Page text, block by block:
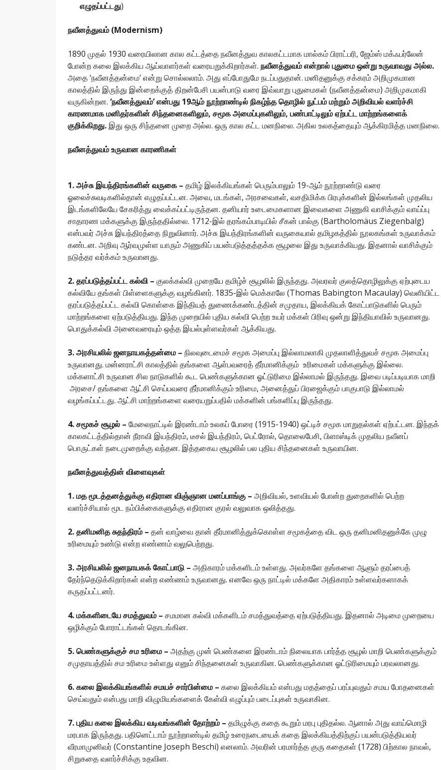
எழுதப்பட்டது)
நவீனத்துவம் (Modernism)
1890 முதல் 1930 வரையிலான கால கட்டத்தை நவீனத்துவ காலகட்டமாக மால்கம் பிராட்பரி, ஜேம்ஸ் மக்ஃபர்லேன்
போன்ற கலை இலக்கிய ஆய்வாளர்கள் வரையறுக்கிறார்கள். நவீனத்துவம் என்றால் புதுமை ஒன்று உருவாவது அல்ல.
அதை ‘நவீனத்தன்மை’ என்று சொல்லலாம். அது எப்போதுமே நடப்பதுதான். மனிதனுக்கு சக்கரம் அறிமுகமான
காலத்தில் இருந்து இன்றைக்குத் திறன்பேசி பயன்பாடு வரை இவ்வாறு புதுமைகள் (நவீனத்தன்மை) அறிமுகமாகி
வருகின்றன. ‘நவீனத்துவம்’ என்பது 19ஆம் நூற்றாண்டில் நிகழ்ந்த தொழில் நுட்பம் மற்றும் அறிவியல் வளர்ச்சி
காரணமாக மனிதர்களின் சிந்தனைகளிலும், சமூக அமைப்புகளிலும், பண்பாட்டிலும் ஏற்பட்ட மாற்றங்களைக்
குறிக்கிறது.இது ஒரு சிந்தனை முறை அல்ல. ஒரு கால கட்ட மனநிலை. அகில உலகத்தையும் ஆக்கிரமித்த மனநிலை.
நவீனத்துவம் உருவான காரணிகள்
1. அச்சு இயந்திரங்களின் வருகை – தமிழ் இலக்கியங்கள் பெரும்பாலும் 19-ஆம் நூற்றாண்டு வரை
ஓலைச்சுவடிகளில்தான் எழுதப்பட்டன. அவை, மடங்கள், அரசவைகள், வசதிமிக்க பிரபுக்களின் இல்லங்கள் முதலிய
இடங்களிலேயே சேகரித்து வைக்கப்பட்டிருந்தன. தனியார் உடைமைகளான இவைகளை அணுகி வாசிக்கும் வாய்ப்பு
சாதாரண மக்களுக்கு இருந்ததில்லை. 1712-இல் தரங்கம்பாடியில் சீகன் பால்கு (Bartholomäus Ziegenbalg)
என்பவர் அச்சு இயந்திரத்தை நிறுவினார். அச்சு இயந்திரங்களின் வருகையால் தமிழகத்தில் நூலகங்கள் உருவாக்கம்
கண்டன. அறிவு ஆர்வமுள்ள யாரும் அணுகிப் பயன்படுத்தத்தக்க சூழலை இது உருவாக்கியது. இதனால் வாசிக்கும்
நடுத்தர வர்க்கம் உருவானது.
2. தரப்படுத்தப்பட்ட கல்வி – குலக்கல்வி முறையே தமிழ்ச் சூழலில் இருந்தது. அவரவர் குலத்தொழிலுக்கு ஏற்புடைய
கல்வியே தங்கள் பிள்ளைகளுக்கு வழங்கினர். 1835-இல் மெக்காலே (Thomas Babington Macaulay) வெளியிட்ட
தரப்படுத்தப்பட்ட கல்வி கொள்கை இந்தியத் துணைக்கண்டத்தின் சமுதாய, இலக்கியக் கோட்பாடுகளில் பெரும்
மாற்றங்களை ஏற்படுத்தியது. இந்த முறையில் புதிய கல்வி பெற்ற உயர் மக்கள் பிரிவு ஒன்று இந்தியாவில் உருவானது.
பொதுக்கல்வி அனைவரையும் ஒத்த இயல்புள்ளவர்கள் ஆக்கியது.
3. அரசியலில் ஜனநாயகத்தன்மை – நிலவுடைமைச் சமூக அமைப்பு இல்லாமலாகி முதலாளித்துவச் சமூக அமைப்பு
உருவானது. மன்னராட்சி காலத்தில் தங்களை ஆள்பவரைத் தீர்மானிக்கும் உரிமைகள் மக்களுக்கு இல்லை.
மக்களாட்சி உருவான சில நாடுகளில் கூட பெண்களுக்கான ஓட்டுரிமை இல்லாமல் இருந்தது. இவை படிப்படியாக மாறி
அரசை/ தங்களை ஆட்சி செய்பவரை தீர்மானிக்கும் உரிமை, அனைத்துப் பிரஜைக்கும் பாகுபாடு இல்லாமல்
வழங்கப்பட்டது. ஆட்சி மாற்றங்களை வரையறுப்பதில் மக்களின் பங்களிப்பு இருந்தது.
4. சமூகச் சூழல் – மேலைநாட்டில் இரண்டாம் உலகப் போரை (1915-1940) ஒட்டிச் சமூக மாறுதல்கள் ஏற்பட்டன. இந்தக்
காலகட்டத்தில்தான் நீராவி இயந்திரம், டீசல் இயந்திரம், பெட்ரோல், தொலைபேசி, பிளாஸ்டிக் முதலிய நவீனப்
பொருட்கள் நடைமுறைக்கு வந்தன. இத்தகைய சூழலில் பல புதிய சிந்தனைகள் உருவாயின.
நவீனத்துவத்தின் விளைவுகள்
1. மத மூடத்தனத்துக்கு எதிரான விஞ்ஞான மனப்பாங்கு – அறிவியல், உளவியல் போன்ற துறைகளில் பெற்ற
வளர்ச்சியால் மூட நம்பிக்கைகளுக்கு எதிரான குரல் வலுவாக ஒலித்தது.
2. தனிமனித சுதந்திரம் – தன் வாழ்வை தான் தீர்மானித்துக்கொள்ள சமூகத்தை விட ஒரு தனிமனிதனுக்கே முழு
உரிமையும் உண்டு என்ற எண்ணம் வலுபெற்றது.
3. அரசியலில் ஜனநாயகக் கோட்பாடு – அதிகாரம் மக்களிடம் உள்ளது. அவர்களே தங்களை ஆளும் தரப்பைத்
தேர்ந்தெடுக்கிறார்கள் என்ற எண்ணம் உருவானது. எனவே ஒரு நாட்டில் மக்களே அதிகாரம் உள்ளவர்களாகக்
கருதப்பட்டனர்.
4. மக்களிடையே சமத்துவம் – சமமான கல்வி மக்களிடம் சமத்துவத்தை ஏற்படுத்தியது. இதனால் அடிமை முறையை
ஒழிக்கும் போராட்டங்கள் தொடங்கின.
5. பெண்களுக்குச் சம உரிமை – அதற்கு முன் பெண்களை இரண்டாம் நிலையாக பார்த்த சூழல் மாறி பெண்களுக்கும்
சமுதாயத்தில் சம உரிமை உள்ளது எனும் சிந்தனைகள் உருவாகின. பெண்களுக்கான ஓட்டுரிமையும் பரவலானது.
6. கலை இலக்கியங்களில் சமயச் சார்பின்மை – கலை இலக்கியம் என்பது மதத்தைப் பரப்புவதும் சமய போதனைகள்
செய்வதும் என்பது மாறி விழுமியங்களைக் கேள்வி எழுப்பும் படைப்புகள் உருவாகின.
7. புதிய கலை இலக்கிய வடிவங்களின் தோற்றம் – தமிழுக்கு கதை கூறும் மரபு புதிதல்ல. ஆனால் அது வாய்மொழி
மரபாக இருந்தது. பதினெட்டாம் நூற்றாண்டில் தமிழ் உரைநடையைக் கதை இலக்கியத்திற்குப் பயன்படுத்தியவர்
வீரமாமுனிவர் (Constantine Joseph Beschi) எனலாம். அவரின் பரமார்த்த குரு கதைகள் (1728) பிற்கால நாவல்,
சிறுகதை வளர்ச்சிக்கு உதவின.